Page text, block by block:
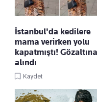
İstanbul'da kedilere
mama verirken yolu
kapatmıştı! Gözaltına
alındı
Kaydet